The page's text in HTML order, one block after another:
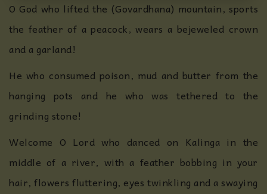
O God who lifted the (Govardhana) mountain, sports
the feather of a peacock, wears a bejeweled crown
and a garland!
He who consumed poison, mud and butter from the
hanging pots and he who was tethered to the
grinding stone!
Welcome O Lord who danced on Kalinga in the
middle of a river, with a feather bobbing in your
hair, flowers fluttering, eyes twinkling and a swaying